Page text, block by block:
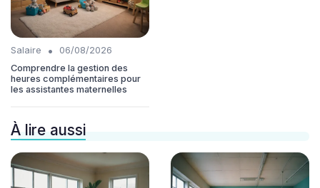
Salaire •
06/08/2026
Comprendre la gestion des
heures complémentaires pour
les assistantes maternelles
À lire aussi